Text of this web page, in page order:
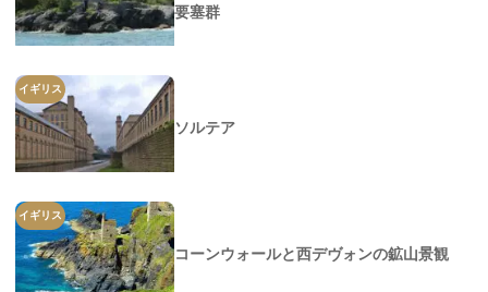
要塞群
イギリス
ソルテア
イギリス
コーンウォールと西デヴォンの鉱山景観